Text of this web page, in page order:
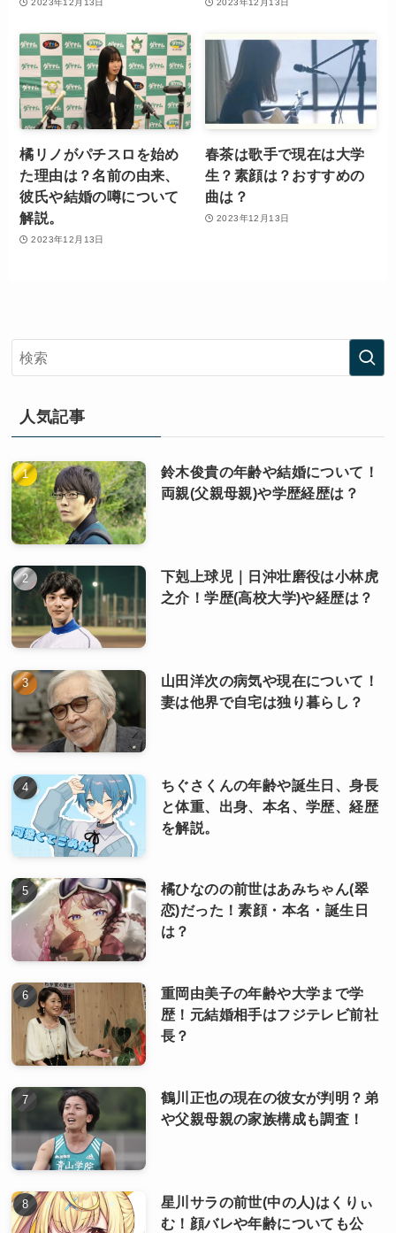
2023年12月13日 2023年12月13日
橘リノがパチスロを始め
た理由は？名前の由来、
彼氏や結婚の噂について
解説。
2023年12月13日
春茶は歌手で現在は大学
生？素顔は？おすすめの
曲は？
2023年12月13日
人気記事
鈴木俊貴の年齢や結婚について！
両親(父親母親)や学歴経歴は？
下剋上球児｜日沖壮磨役は小林虎
之介！学歴(高校大学)や経歴は？
山田洋次の病気や現在について！
妻は他界で自宅は独り暮らし？
ちぐさくんの年齢や誕生日、身長
と体重、出身、本名、学歴、経歴
を解説。
橘ひなのの前世はあみちゃん(翠
恋)だった！素顔・本名・誕生日
は？
重岡由美子の年齢や大学まで学
歴！元結婚相手はフジテレビ前社
長？
鶴川正也の現在の彼女が判明？弟
や父親母親の家族構成も調査！
星川サラの前世(中の人)はくりぃ
む！顔バレや年齢についても公